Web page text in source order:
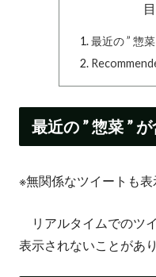
最近の ” 惣
最近の ” 惣菜 ”
※無関係なツイートも
リアルタイムでのツ
表示されないことがあり